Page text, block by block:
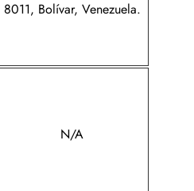
8011, Bolívar, Venezuela.
N/A